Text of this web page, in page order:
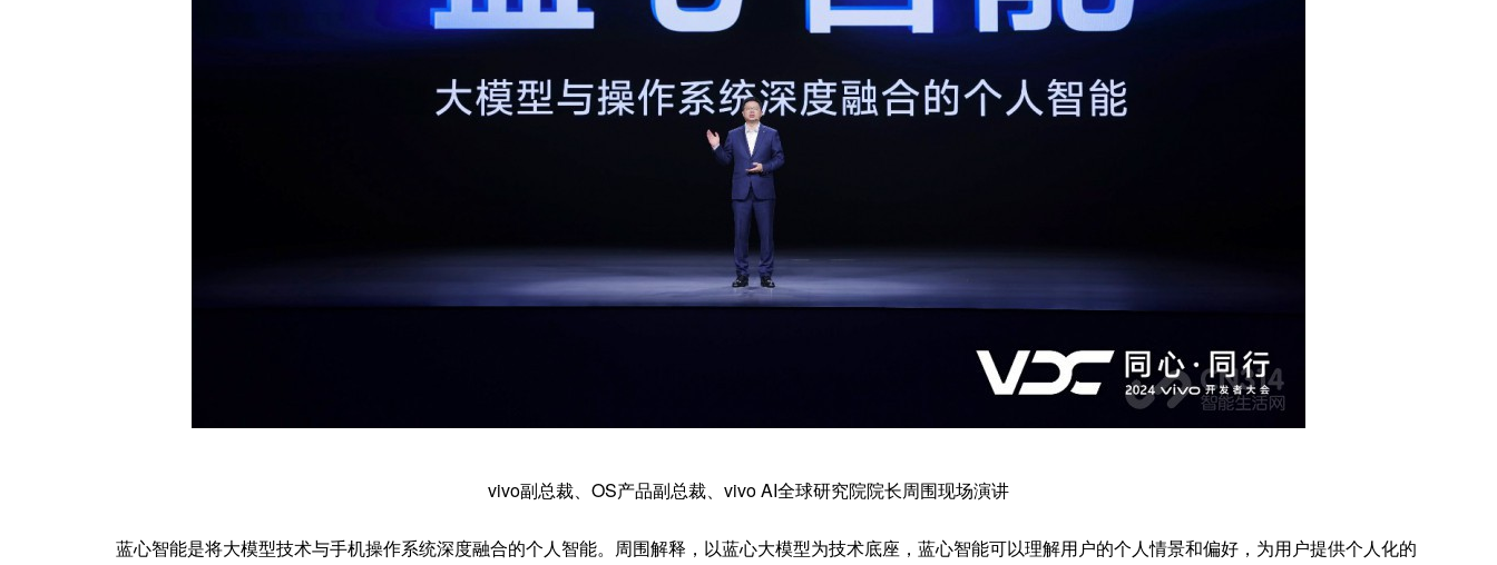
vivo副总裁、OS产品副总裁、vivo AI全球研究院院长周围现场演讲
蓝心智能是将大模型技术与手机操作系统深度融合的个人智能。周围解释，以蓝心大模型为技术底座，蓝心智能可以理解用户的个人情景和偏好，为用户提供个人化的